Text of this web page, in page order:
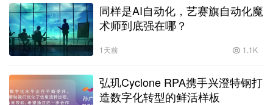
同样是AI自动化，艺赛旗自动化魔
术师到底强在哪？
1天前 1.1K
弘玑Cyclone RPA携手兴澄特钢打
造数字化转型的鲜活样板